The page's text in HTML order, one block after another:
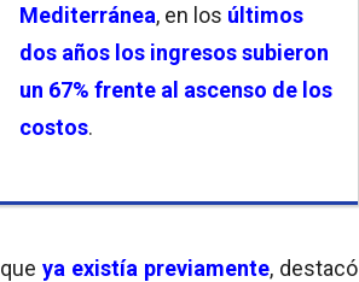
Mediterránea, en los últimos
dos años los ingresos subieron
un 67% frente al ascenso de los
costos.
que ya existía previamente, destacó